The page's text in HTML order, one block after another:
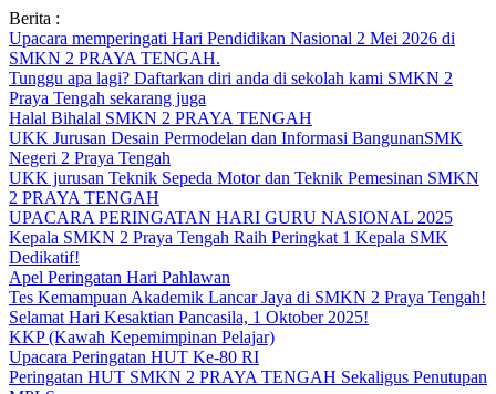
Skip
to
content
Berita :
Upacara memperingati Hari Pendidikan Nasional 2 Mei 2026 di
SMKN 2 PRAYA TENGAH.
Tunggu apa lagi? Daftarkan diri anda di sekolah kami SMKN 2
Praya Tengah sekarang juga
Halal Bihalal SMKN 2 PRAYA TENGAH
UKK Jurusan Desain Permodelan dan Informasi BangunanSMK
Negeri 2 Praya Tengah
UKK jurusan Teknik Sepeda Motor dan Teknik Pemesinan SMKN
2 PRAYA TENGAH
UPACARA PERINGATAN HARI GURU NASIONAL 2025
Kepala SMKN 2 Praya Tengah Raih Peringkat 1 Kepala SMK
Dedikatif!
Apel Peringatan Hari Pahlawan
Tes Kemampuan Akademik Lancar Jaya di SMKN 2 Praya Tengah!
Selamat Hari Kesaktian Pancasila, 1 Oktober 2025!
KKP (Kawah Kepemimpinan Pelajar)
Upacara Peringatan HUT Ke-80 RI
Peringatan HUT SMKN 2 PRAYA TENGAH Sekaligus Penutupan